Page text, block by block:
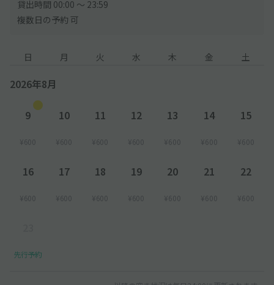
貸出時間 00:00 〜 23:59
複数日の予約 可
日 月 火 水 木 金 土
2026年8月
9
¥600
10
¥600
11
¥600
12
¥600
13
¥600
14
¥600
15
¥600
16
¥600
17
¥600
18
¥600
19
¥600
20
¥600
21
¥600
22
¥600
先行予約